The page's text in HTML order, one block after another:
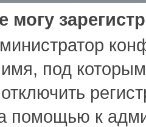
могу
под
помощью к